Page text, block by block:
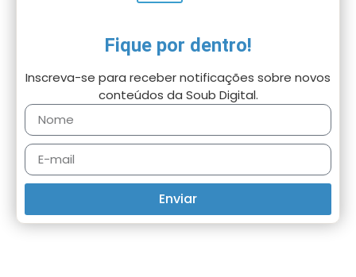
Fique por dentro!
Inscreva-se para receber notificações sobre novos
conteúdos da Soub Digital.
Enviar